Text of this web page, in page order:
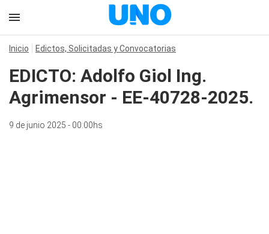
Inicio Edictos, Solicitadas y Convocatorias
EDICTO: Adolfo Giol Ing.
Agrimensor - EE-40728-2025.
9 de junio 2025 - 00:00hs